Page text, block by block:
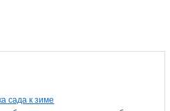
сада к зиме